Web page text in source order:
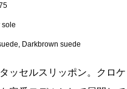
sole
Darkbrown suede
ッセルスリッポン。クロ